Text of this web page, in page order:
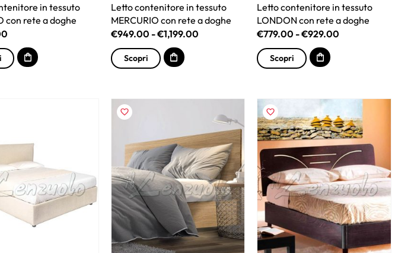
in tessuto
con rete a doghe
Letto contenitore in tessuto
MERCURIO con rete a doghe
€949.00 -€1,199.00
Scopri
Letto contenitore in tessuto
LONDON con rete a doghe
€779.00 -€929.00
Scopri